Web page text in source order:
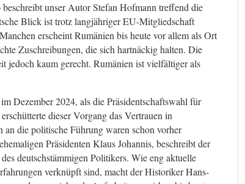
unser Autor Stefan Hofmann treffend die
Blick ist trotz langjähriger EU-Mitgliedschaft
erscheint Rumänien bis heute vor allem als Ort
Zuschreibungen, die sich hartnäckig halten. Die
jedoch kaum gerecht. Rumänien ist vielfältiger als
Dezember 2024, als die Präsidentschaftswahl für
dieser Vorgang das Vertrauen in
die politische Führung waren schon vorher
Präsidenten Klaus Johannis, beschreibt der
deutschstämmigen Politikers. Wie eng aktuelle
verknüpft sind, macht der Historiker Hans-